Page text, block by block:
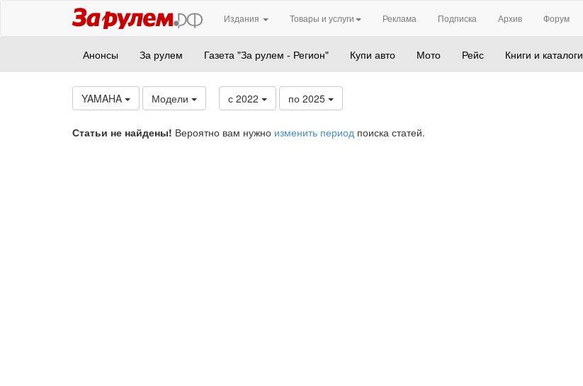
Издания Товары и услуги Реклама Подписка Архив Форум
Анонсы За рулем Газета "За рулем - Регион" Купи авто Мото Рейс Книги и каталоги
YAMAHA Модели с 2022 по 2025
Статьи не найдены! Вероятно вам нужно изменить период поиска статей.